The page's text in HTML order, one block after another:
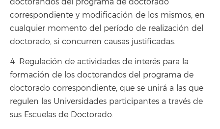
doctorandos del programa de doctorado
correspondiente y modificación de los mismos, en
cualquier momento del período de realización del
doctorado, si concurren causas justificadas.
4. Regulación de actividades de interés para la
formación de los doctorandos del programa de
doctorado correspondiente, que se unirá a las que
regulen las Universidades participantes a través de
sus Escuelas de Doctorado.